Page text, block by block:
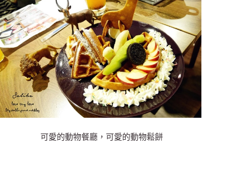
可愛的動物餐廳，可愛的動物鬆餅